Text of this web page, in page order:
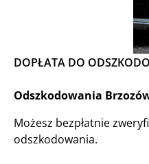
DOPŁATA DO
Odszkodowania
Możesz bezpłatnie
odszkodowania.